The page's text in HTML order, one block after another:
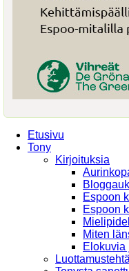
Etusivu
Tony
Kirjoituksia
Espoon
Espoon
Miten
Elokuvia